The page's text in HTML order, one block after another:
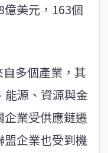
美元，163個
多個產業，其
能源、資源與金
業受供應鏈遷
企業也受到機